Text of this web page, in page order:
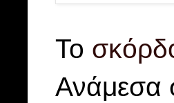
Το
Ανάμεσα